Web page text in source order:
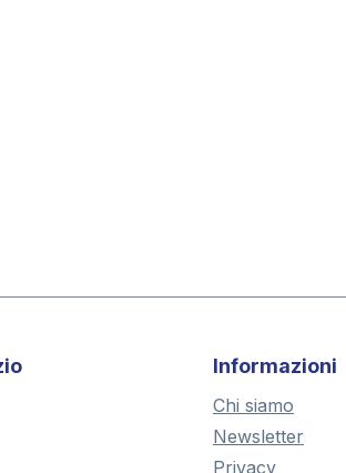
Informazioni
Chi siamo
Newsletter
Privacy